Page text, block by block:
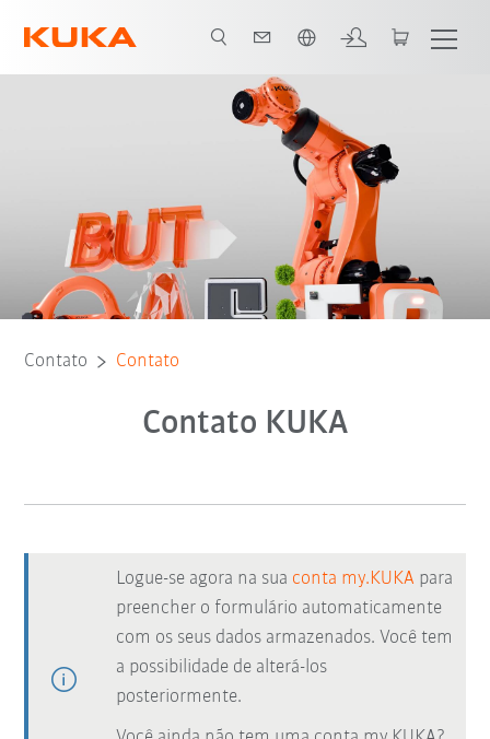
Contato Contato
Contato KUKA
Logue-se agora na sua conta my.KUKA para
preencher o formulário automaticamente
com os seus dados armazenados. Você tem
a possibilidade de alterá-los
posteriormente.